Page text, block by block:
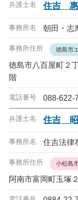
住吉
朝田・志
徳島市
徳島市八百屋町２
階
088-622-
住吉
住吉法律
小松島
阿南市富岡町玉塚